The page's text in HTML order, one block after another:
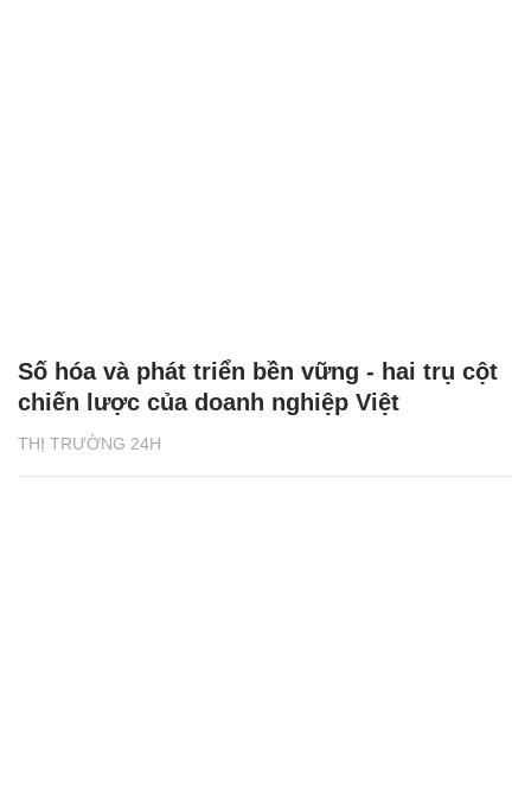
THỊ TRƯỜNG 24H
Số hóa và phát triển bền vững - hai trụ cột
chiến lược của doanh nghiệp Việt